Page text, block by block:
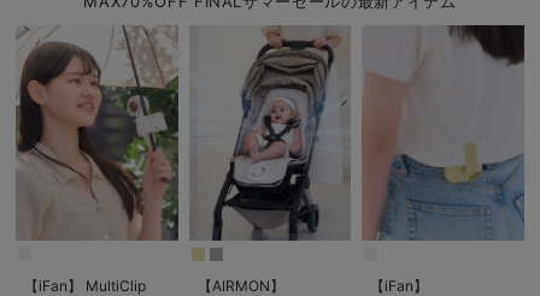
【iFan】 MultiClip
【AIRMON】
【iFan】